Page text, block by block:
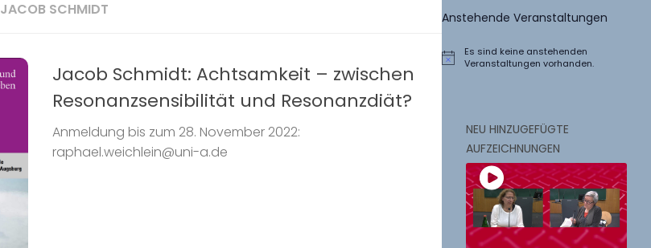
JACOB SCHMIDT
Jacob Schmidt: Achtsamkeit – zwischen
Resonanzsensibilität und Resonanzdiät?
Anmeldung bis zum 28. November 2022:
raphael.weichlein@uni-a.de
Anstehende Veranstaltungen
Hinweis
Es sind keine anstehenden
Veranstaltungen vorhanden.
NEU HINZUGEFÜGTE
AUFZEICHNUNGEN